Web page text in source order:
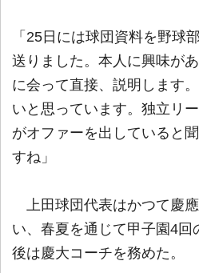
「25日には球団資料を野球
送りました。本人に興味が
に会って直接、説明します
いと思っています。独立リ
がオファーを出していると
すね」
上田球団代表はかつて慶
い、春夏を通じて甲子園4回
後は慶大コーチを務めた。